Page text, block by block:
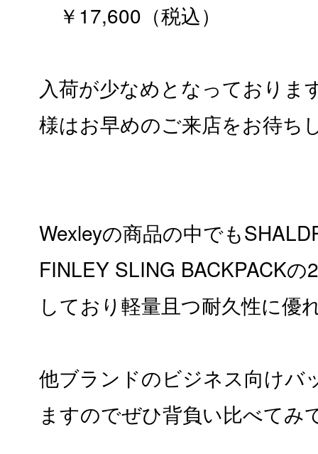
￥17,600（税込）
入荷が少なめとなっておりま
様はお早めのご来店をお待ち
Wexleyの商品の中でも
FINLEY SLING BACKPACKの
しており軽量且つ耐久性に
他ブランドのビジネス向けバ
ますのでぜひ背負い比べてみ